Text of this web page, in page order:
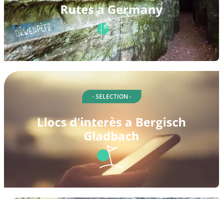
Rutes a Germany
- SELECTION -
Llocs d'interès a Bergisch
Gladbach